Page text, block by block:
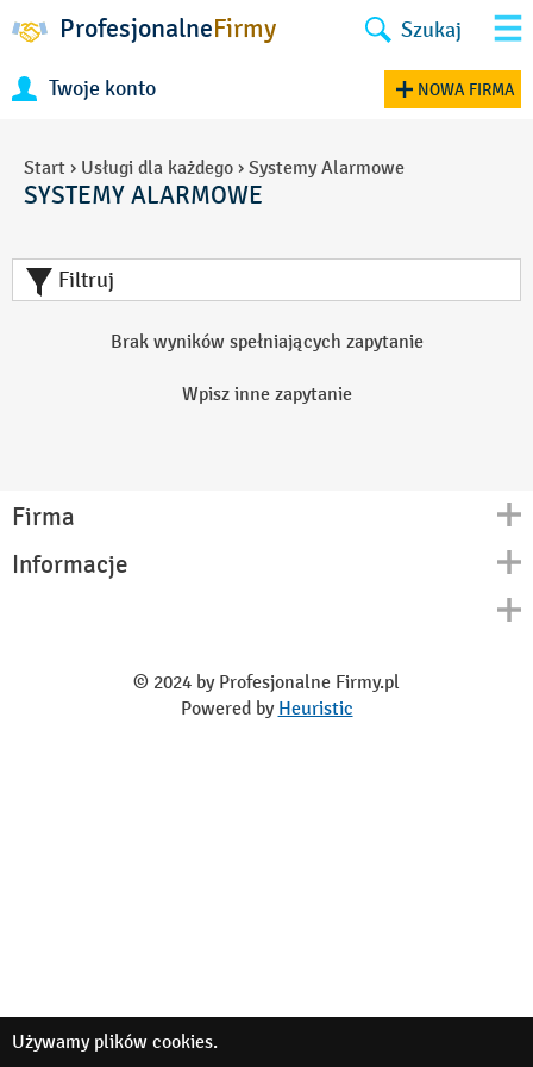
ProfesjonalneFirmy Szukaj
Twoje konto NOWA FIRMA
Start › Usługi dla każdego › Systemy Alarmowe
SYSTEMY ALARMOWE
Filtruj
Brak wyników spełniających zapytanie
Wpisz inne zapytanie
Firma
Kontakt
Informacje
© 2024 by Profesjonalne Firmy.pl
Powered by Heuristic
Używamy plików cookies.